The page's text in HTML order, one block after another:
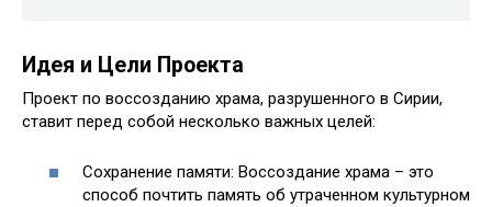
Идея и Цели Проекта
Проект по воссозданию храма, разрушенного в Сирии,
ставит перед собой несколько важных целей:
Сохранение памяти: Воссоздание храма – это
способ почтить память об утраченном культурном